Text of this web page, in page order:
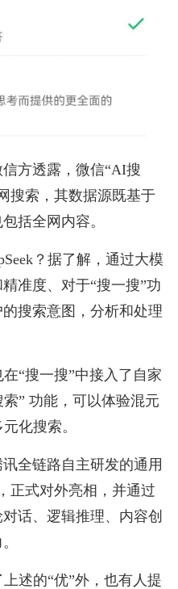
方透露，微信“AI搜
搜索，其数据源既基于
括全网内容。
？据了解，通过大模
准度、对于“搜一搜”功
搜索意图，分析和处理
在“搜一搜”中接入了自家
” 功能，可以体验混元
化搜索。
全链路自主研发的通用
正式对外亮相，并通过
话、逻辑推理、内容创
上述的“优”外，也有人提